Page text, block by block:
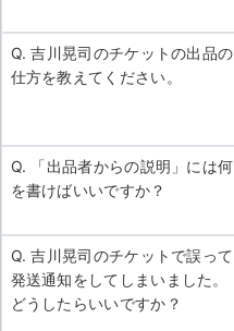
Q. 吉川晃司のチケットの出品の
仕方を教えてください。
Q. 「出品者からの説明」には何
を書けばいいですか？
Q. 吉川晃司のチケットで誤って
発送通知をしてしまいました。
どうしたらいいですか？